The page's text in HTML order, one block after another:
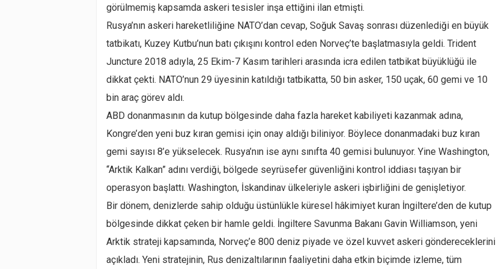
görülmemiş kapsamda askeri tesisler inşa ettiğini ilan etmişti.
Rusya’nın askeri hareketliliğine NATO’dan cevap, Soğuk Savaş sonrası düzenlediği en büyük
tatbikatı, Kuzey Kutbu’nun batı çıkışını kontrol eden Norveç’te başlatmasıyla geldi. Trident
Juncture 2018 adıyla, 25 Ekim-7 Kasım tarihleri arasında icra edilen tatbikat büyüklüğü ile
dikkat çekti. NATO’nun 29 üyesinin katıldığı tatbikatta, 50 bin asker, 150 uçak, 60 gemi ve 10
bin araç görev aldı.
ABD donanmasının da kutup bölgesinde daha fazla hareket kabiliyeti kazanmak adına,
Kongre’den yeni buz kıran gemisi için onay aldığı biliniyor. Böylece donanmadaki buz kıran
gemi sayısı 8’e yükselecek. Rusya’nın ise aynı sınıfta 40 gemisi bulunuyor. Yine Washington,
“Arktik Kalkan” adını verdiği, bölgede seyrüsefer güvenliğini kontrol iddiası taşıyan bir
operasyon başlattı. Washington, İskandinav ülkeleriyle askeri işbirliğini de genişletiyor.
Bir dönem, denizlerde sahip olduğu üstünlükle küresel hâkimiyet kuran İngiltere’den de kutup
bölgesinde dikkat çeken bir hamle geldi. İngiltere Savunma Bakanı Gavin Williamson, yeni
Arktik strateji kapsamında, Norveç’e 800 deniz piyade ve özel kuvvet askeri göndereceklerini
açıkladı. Yeni stratejinin, Rus denizaltılarının faaliyetini daha etkin biçimde izleme, tüm